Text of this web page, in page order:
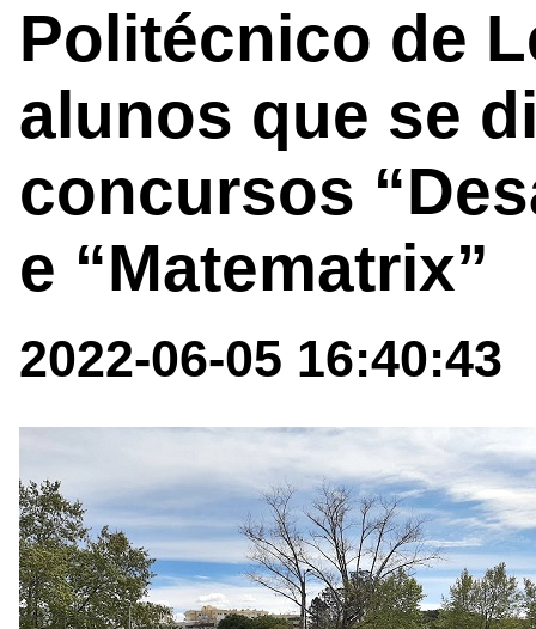
Politécnico de
alunos que se
concursos
e “Matematrix”
2022-06-05 16:40:43